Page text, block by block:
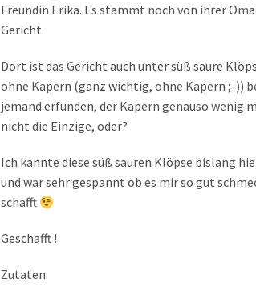
Freundin Erika. Es stammt noch von ihrer
Gericht.
Dort ist das Gericht auch unter süß saure
ohne Kapern (ganz wichtig, ohne Kapern ;-))
jemand erfunden, der Kapern genauso wenig
nicht die Einzige, oder?
Ich kannte diese süß sauren Klöpse bislang
und war sehr gespannt ob es mir so gut
schafft
Geschafft !
Zutaten: